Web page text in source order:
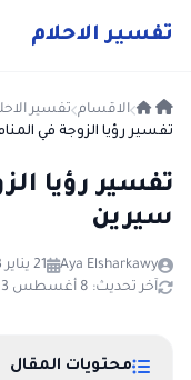
تفسير الاحلام
الاقسام تفسير
تفسير رؤيا الزوجة في
تفسير رؤيا
سيرين
Aya Elsharkawy 21 يناير 2023
آخر تحديث: 8 أغسطس 2023
محتويات المقال